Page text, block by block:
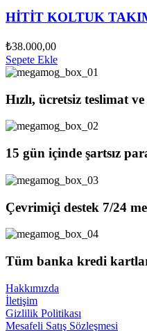
HİTİT KOLTUK
₺38.000,00
Sepete Ekle
Hızlı, ücretsiz teslimat
15 gün içinde şartsız
Çevrimiçi destek 7/24
Tüm banka kredi
Hakkımızda
İletişim
Gizlilik Politikası
Mesafeli Satış Sözleşmesi